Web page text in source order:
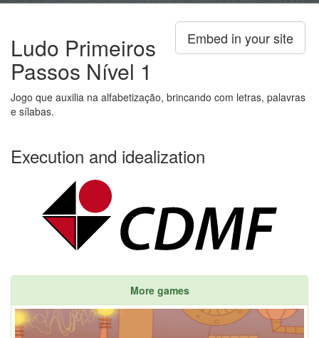
Embed in your site
Ludo Primeiros
Passos Nível 1
Jogo que auxilia na alfabetização, brincando com letras, palavras
e sílabas.
Execution and idealization
More games